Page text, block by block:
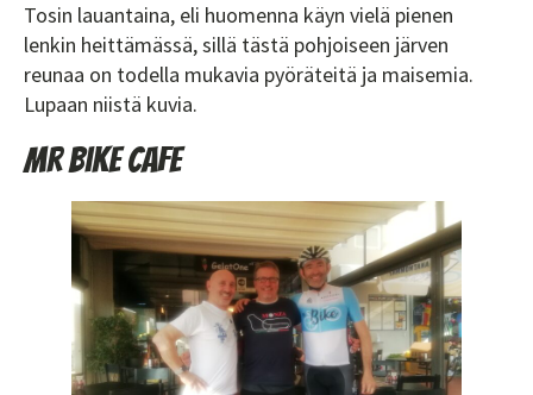
Tosin lauantaina, eli huomenna käyn vielä pienen
lenkin heittämässä, sillä tästä pohjoiseen järven
reunaa on todella mukavia pyöräteitä ja maisemia.
Lupaan niistä kuvia.
Mr bike cafe